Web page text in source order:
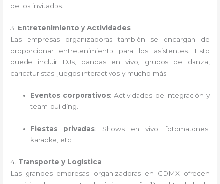
de los invitados.
3. Entretenimiento y Actividades
Las empresas organizadoras también se encargan de
proporcionar entretenimiento para los asistentes. Esto
puede incluir DJs, bandas en vivo, grupos de danza,
caricaturistas, juegos interactivos y mucho más.
Eventos corporativos: Actividades de integración y
team-building.
Fiestas privadas: Shows en vivo, fotomatones,
karaoke, etc.
4. Transporte y Logística
Las grandes empresas organizadoras en CDMX ofrecen